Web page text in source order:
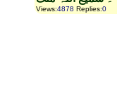
Views:4878 Replies:0